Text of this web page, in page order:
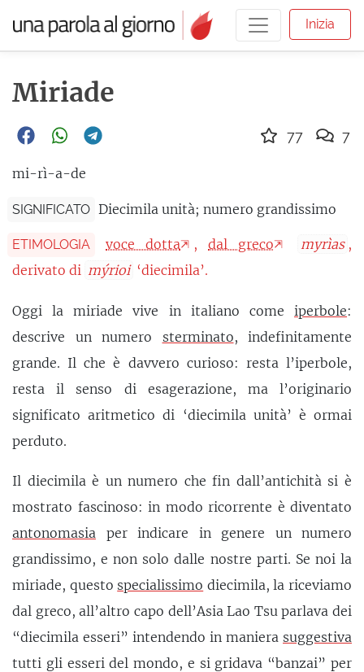
Inizia
Miriade
mi-rì-a-de
SIGNIFICATO Diecimila unità; numero grandissimo
ETIMOLOGIA voce dotta ,dal greco myrìas ,
derivato di mýrioi ‘diecimila’.
Oggi la miriade vive in italiano come iperbole:
descrive un numero sterminato, indefinitamente
grande. Il che è davvero curioso: resta l’iperbole,
resta il senso di esagerazione, ma l’originario
significato aritmetico di ‘diecimila unità’ è ormai
perduto.
Il diecimila è un numero che fin dall’antichità si è
mostrato fascinoso: in modo ricorrente è diventato
antonomasia per indicare in genere un numero
grandissimo, e non solo dalle nostre parti. Se noi la
miriade, questo specialissimo diecimila, la riceviamo
dal greco, all’altro capo dell’Asia Lao Tsu parlava dei
“diecimila esseri” intendendo in maniera suggestiva
tutti gli esseri del mondo, e si gridava “banzai” per
77 7